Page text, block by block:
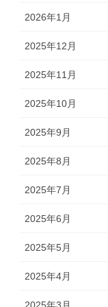
2026年1月
2025年12月
2025年11月
2025年10月
2025年9月
2025年8月
2025年7月
2025年6月
2025年5月
2025年4月